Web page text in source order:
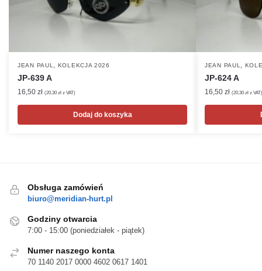
JEAN PAUL, KOLEKCJA 2026
JP-639 A
16,50 zł (20,30 zł z VAT)
Dodaj do koszyka
JEAN PAUL,
JP-624 A
16,50 zł (20,30 zł z VAT)
Obsługa zamówień
biuro@meridian-hurt.pl
Godziny otwarcia
7:00 - 15:00 (poniedziałek - piątek)
Numer naszego konta
70 1140 2017 0000 4602 0617 1401